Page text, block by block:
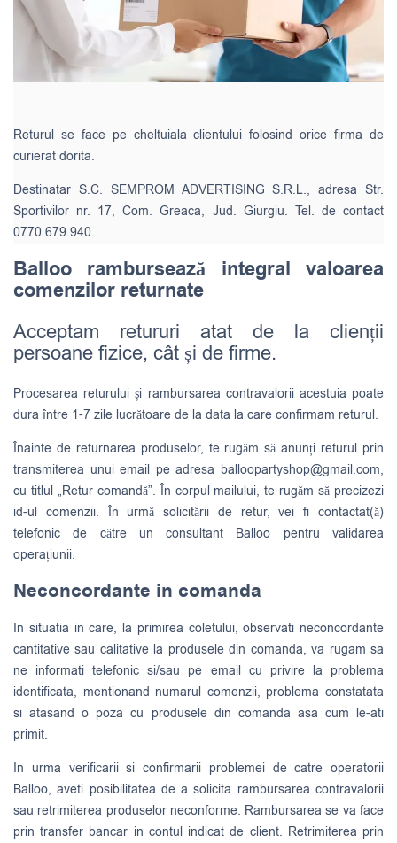
Returul se face pe cheltuiala clientului folosind orice firma de
curierat dorita.
Destinatar S.C. SEMPROM ADVERTISING S.R.L., adresa Str.
Sportivilor nr. 17, Com. Greaca, Jud. Giurgiu. Tel. de contact
0770.679.940.
Balloo rambursează integral valoarea
comenzilor returnate
Acceptam retururi atat de la clienții
persoane fizice, cât și de firme.
Procesarea returului și rambursarea contravalorii acestuia poate
dura între 1-7 zile lucrătoare de la data la care confirmam returul.
Înainte de returnarea produselor, te rugăm să anunți returul prin
transmiterea unui email pe adresa balloopartyshop@gmail.com,
cu titlul „Retur comandă”. În corpul mailului, te rugăm să precizezi
id-ul comenzii. În urmă solicitării de retur, vei fi contactat(ă)
telefonic de către un consultant Balloo pentru validarea
operațiunii.
Neconcordante in comanda
In situatia in care, la primirea coletului, observati neconcordante
cantitative sau calitative la produsele din comanda, va rugam sa
ne informati telefonic si/sau pe email cu privire la problema
identificata, mentionand numarul comenzii, problema constatata
si atasand o poza cu produsele din comanda asa cum le-ati
primit.
In urma verificarii si confirmarii problemei de catre operatorii
Balloo, aveti posibilitatea de a solicita rambursarea contravalorii
sau retrimiterea produselor neconforme. Rambursarea se va face
prin transfer bancar in contul indicat de client. Retrimiterea prin